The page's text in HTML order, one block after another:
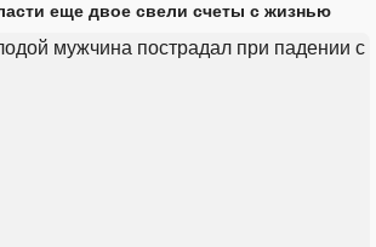
еще двое свели счеты с жизнью